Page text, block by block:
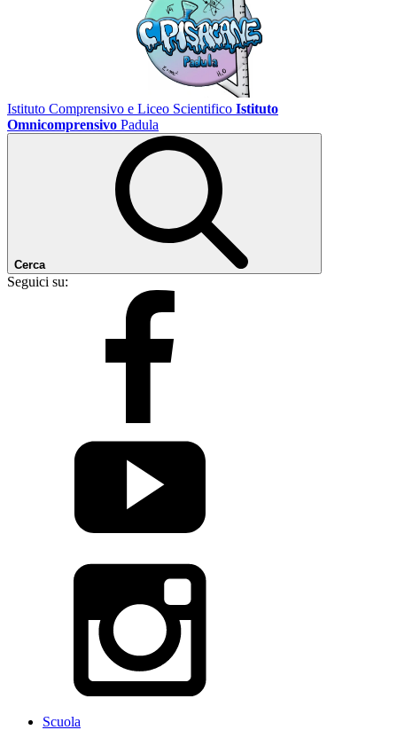
Istituto Comprensivo e Liceo Scientifico Istituto
Omnicomprensivo Padula
Cerca
Seguici su:
Scuola